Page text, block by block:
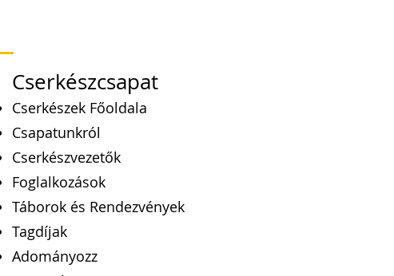
Cserkészcsapat
Cserkészek Főoldala
Csapatunkról
Cserkészvezetők
Foglalkozások
Táborok és Rendezvények
Tagdíjak
Adományozz